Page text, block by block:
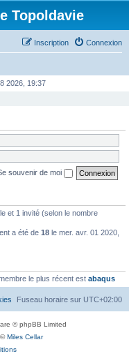
Topoldavie
Connexion
Inscription
2026, 19:37
souvenir de moi
et 1 invité (selon le nombre
a été de 18 le mer. avr. 01 2020,
le plus récent est abaqus
Fuseau horaire sur UTC+02:00
© phpBB Limited
©Miles Cellar